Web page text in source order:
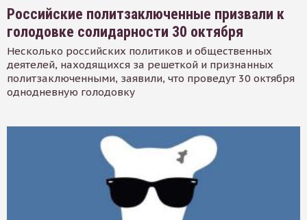
Российские политзаключенные призвали к
голодовке солидарности 30 октября
Несколько российских политиков и общественных
деятелей, находящихся за решеткой и признанных
политзаключенными, заявили, что проведут 30 октября
однодневную голодовку